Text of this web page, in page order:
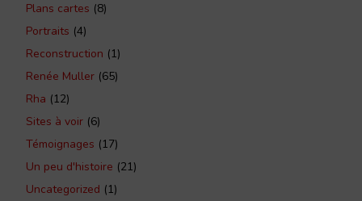
Plans cartes (8)
Portraits (4)
Reconstruction (1)
Renée Muller (65)
Rha (12)
Sites à voir (6)
Témoignages (17)
Un peu d'histoire (21)
Uncategorized (1)